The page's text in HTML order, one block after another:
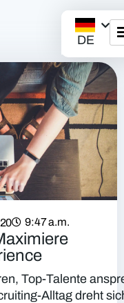
DE
9:47 a.m.
Top-Talente
Alltag dreht